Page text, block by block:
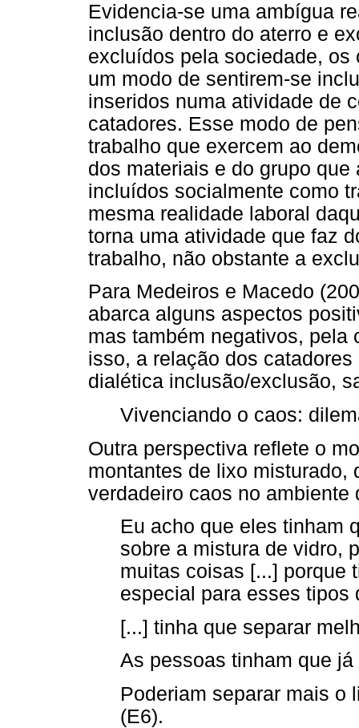
Evidencia-se uma ambígua
inclusão dentro do aterro e
excluídos pela sociedade, os
um modo de sentirem-se
inseridos numa atividade de
catadores. Esse modo de
trabalho que exercem ao
dos materiais e do grupo
incluídos socialmente como
mesma realidade laboral
torna uma atividade que faz
trabalho, não obstante a
Para Medeiros e Macedo
abarca alguns aspectos
mas também negativos, pela
isso, a relação dos
dialética inclusão/exclusão,
Vivenciando o caos:
Outra perspectiva reflete o
montantes de lixo misturado,
verdadeiro caos no ambiente
Eu acho que eles tinham
sobre a mistura de vidro,
muitas coisas [...] porque
especial para esses tipos
[...] tinha que separar
As pessoas tinham que
Poderiam separar mais o
(E6).